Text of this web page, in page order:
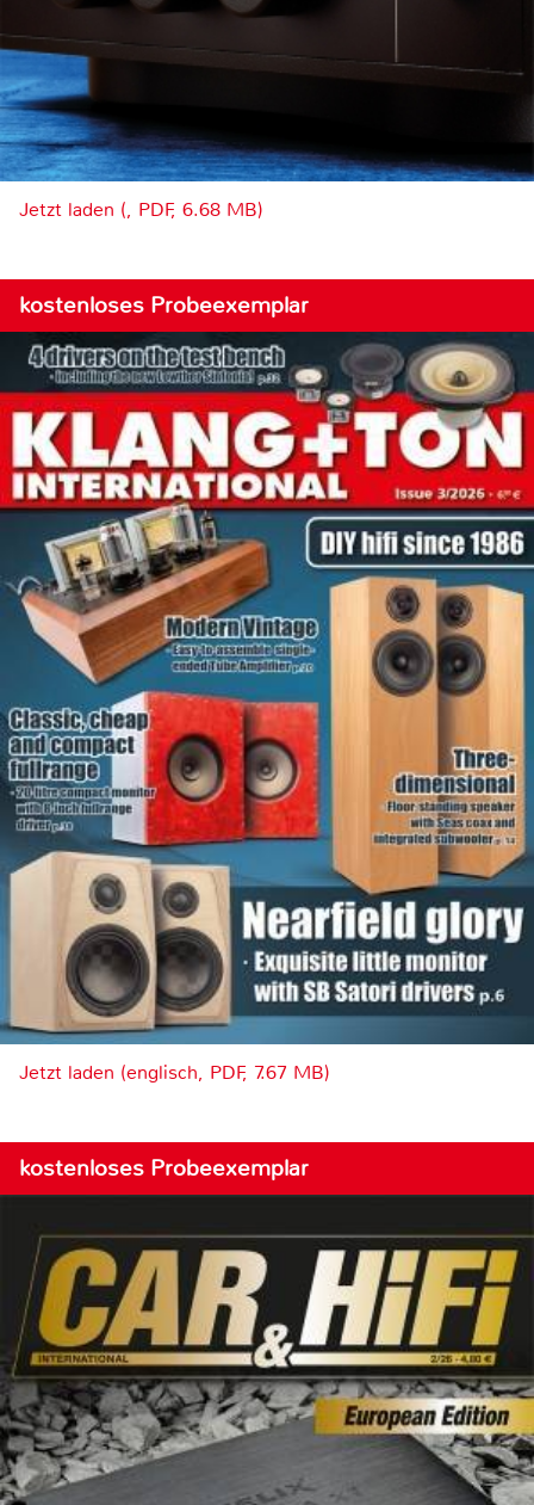
Jetzt laden (, PDF, 6.68 MB)
kostenloses Probeexemplar
Jetzt laden (englisch, PDF, 7.67 MB)
kostenloses Probeexemplar